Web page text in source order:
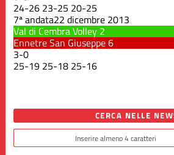
24-26 23-25 20-25
7ª andata22 dicembre 2013
Val di Cembra Volley 2
Ennetre San Giuseppe6
3-0
25-19 25-18 25-16
CERCA NELLE